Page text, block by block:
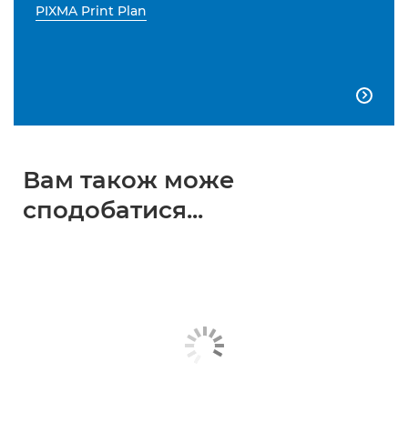
PIXMA Print Plan

Вам також може
сподобатися...